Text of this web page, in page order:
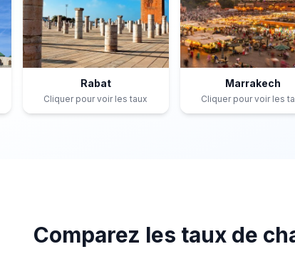
Rabat
Cliquer pour voir les taux
Marrakech
Cliquer pour voir les
Comparez les taux de